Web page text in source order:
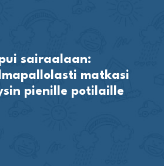
sairaalaan:
matkasi
pienille potilaille